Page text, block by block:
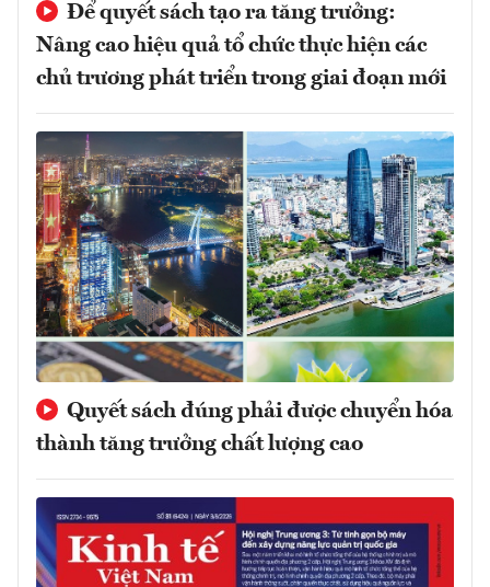
Để quyết sách tạo ra tăng trưởng:
Nâng cao hiệu quả tổ chức thực hiện các
chủ trương phát triển trong giai đoạn mới
Quyết sách đúng phải được chuyển hóa
thành tăng trưởng chất lượng cao